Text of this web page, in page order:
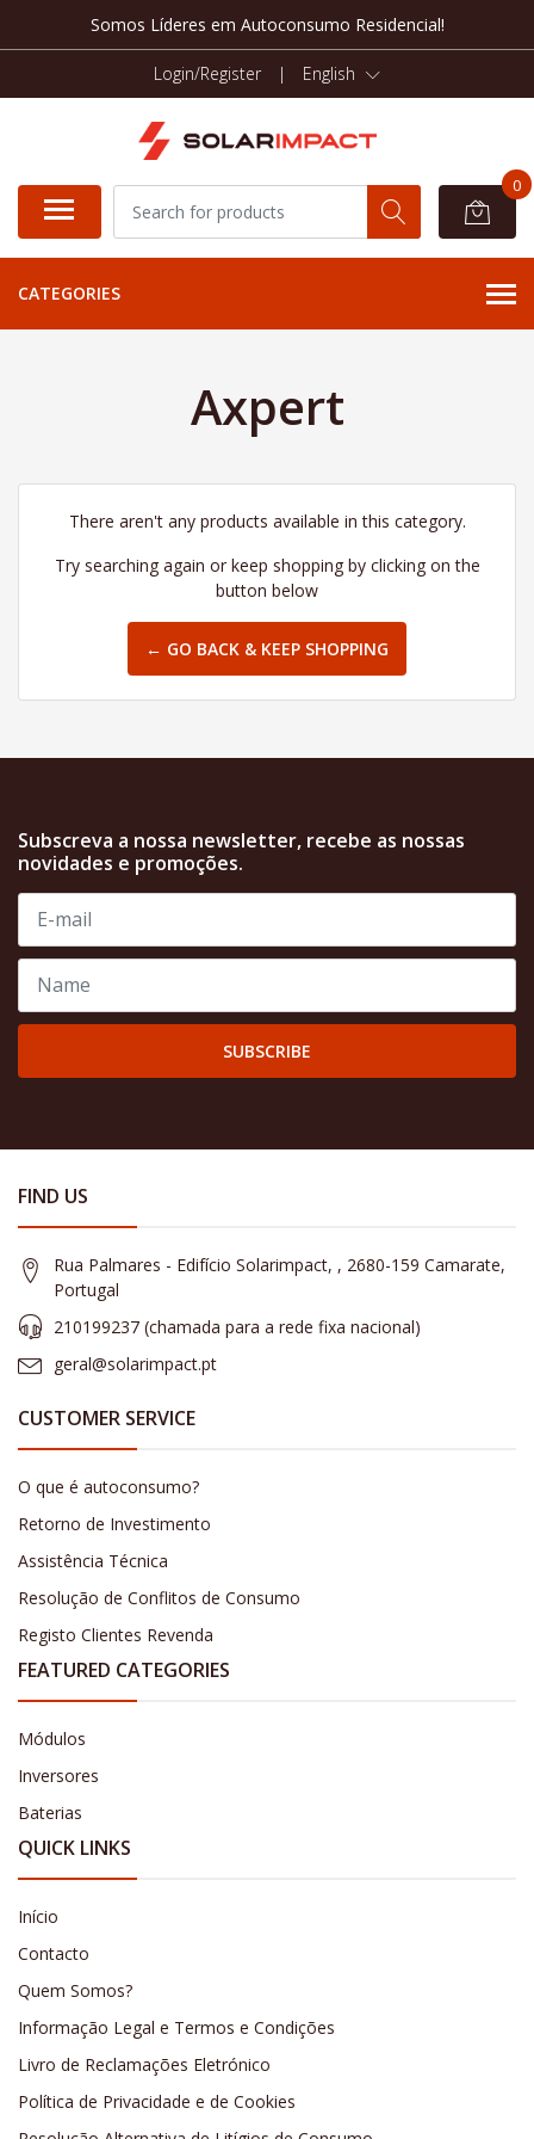
Somos Líderes em Autoconsumo Residencial!
Login/Register | English
0
CATEGORIES
Axpert
There aren't any products available in this category.
Try searching again or keep shopping by clicking on the
button below
← GO BACK & KEEP SHOPPING
Subscreva a nossa newsletter, recebe as nossas
novidades e promoções.
SUBSCRIBE
FIND US
Rua Palmares - Edifício Solarimpact, , 2680-159 Camarate,
Portugal
210199237 (​chamada para a rede fixa nacional)
geral@solarimpact.pt
CUSTOMER SERVICE
O que é autoconsumo?
Retorno de Investimento
Assistência Técnica
Resolução de Conflitos de Consumo
Registo Clientes Revenda
FEATURED CATEGORIES
Módulos
Inversores
Baterias
QUICK LINKS
Início
Contacto
Quem Somos?
Informação Legal e Termos e Condições
Livro de Reclamações Eletrónico
Política de Privacidade e de Cookies